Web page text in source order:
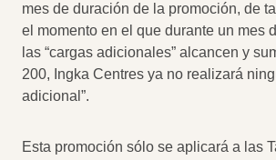
mes de duración de la promoción, de
el momento en el que durante un mes
las “cargas adicionales” alcancen y
200, Ingka Centres ya no realizará
adicional”.
Esta promoción sólo se aplicará a las